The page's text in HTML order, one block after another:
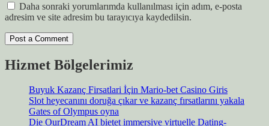
Daha sonraki yorumlarımda kullanılması için adım, e-posta
adresim ve site adresim bu tarayıcıya kaydedilsin.
Hizmet Bölgelerimiz
Buyuk Kazanç Firsatlari İçin Mario-bet Casino Giris
Slot heyecanını doruğa çıkar ve kazanç fırsatlarını yakala
Gates of Olympus oyna
Die OurDream AI bietet immersive virtuelle Dating-